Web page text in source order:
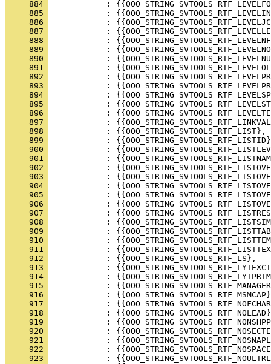
     884
     885
     886
     887
     888
     889
     890
     891
     892
     893
     894
     895
     896
     897
     898
     899
     900
     901
     902
     903
     904
     905
     906
     907
     908
     909
     910
     911
     912
     913
     914
     915
     916
     917
     918
     919
     920
     921
     922
     923